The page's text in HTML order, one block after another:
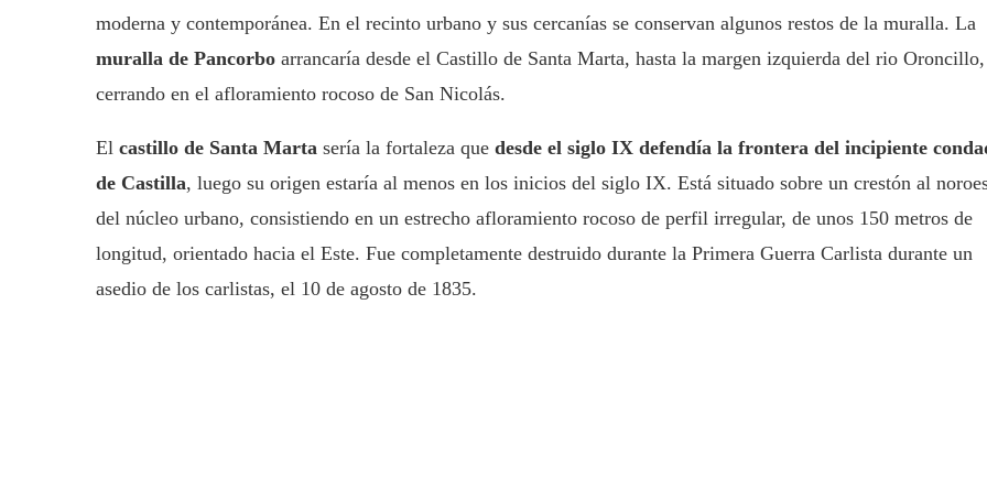
moderna y contemporánea. En el recinto urbano y sus cercanías se conservan algunos restos de la muralla. La
muralla de Pancorbo arrancaría desde el Castillo de Santa Marta, hasta la margen izquierda del rio Oroncillo,
cerrando en el afloramiento rocoso de San Nicolás.
El castillo de Santa Marta sería la fortaleza que desde el siglo IX defendía la frontera del incipiente
de Castilla, luego su origen estaría al menos en los inicios del siglo IX. Está situado sobre un crestón al
del núcleo urbano, consistiendo en un estrecho afloramiento rocoso de perfil irregular, de unos 150 metros de
longitud, orientado hacia el Este. Fue completamente destruido durante la Primera Guerra Carlista durante un
asedio de los carlistas, el 10 de agosto de 1835.